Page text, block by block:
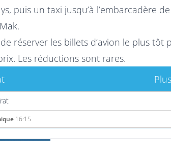
puis un taxi jusqu’à l’embarcadère
réserver les billets d’avion le plus tôt
Les réductions sont rares.
16:15